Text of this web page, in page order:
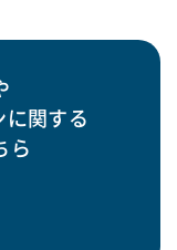
に関する
ら